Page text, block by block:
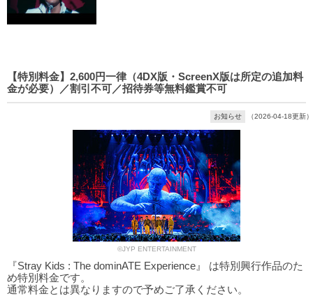
【特別料金】2,600円一律（4DX版・ScreenX版は所定の追加料
金が必要）／割引不可／招待券等無料鑑賞不可
お知らせ （2026-04-18更新）
©JYP ENTERTAINMENT
『Stray Kids : The dominATE Experience』 は特別興行作品のた
め特別料金です。
通常料金とは異なりますので予めご了承ください。